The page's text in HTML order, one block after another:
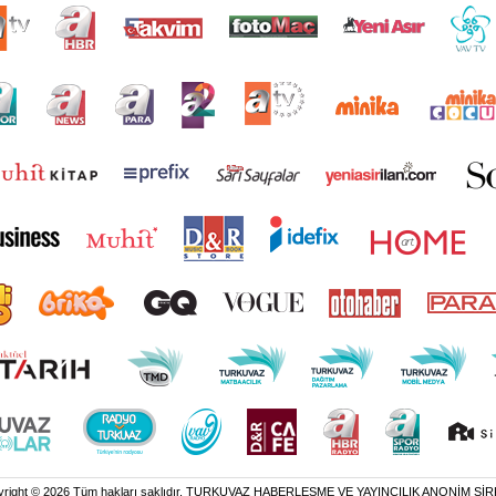
© 2026 Tüm hakları saklıdır. TURKUVAZ HABERLEŞME VE YAYINCILIK ANONİM